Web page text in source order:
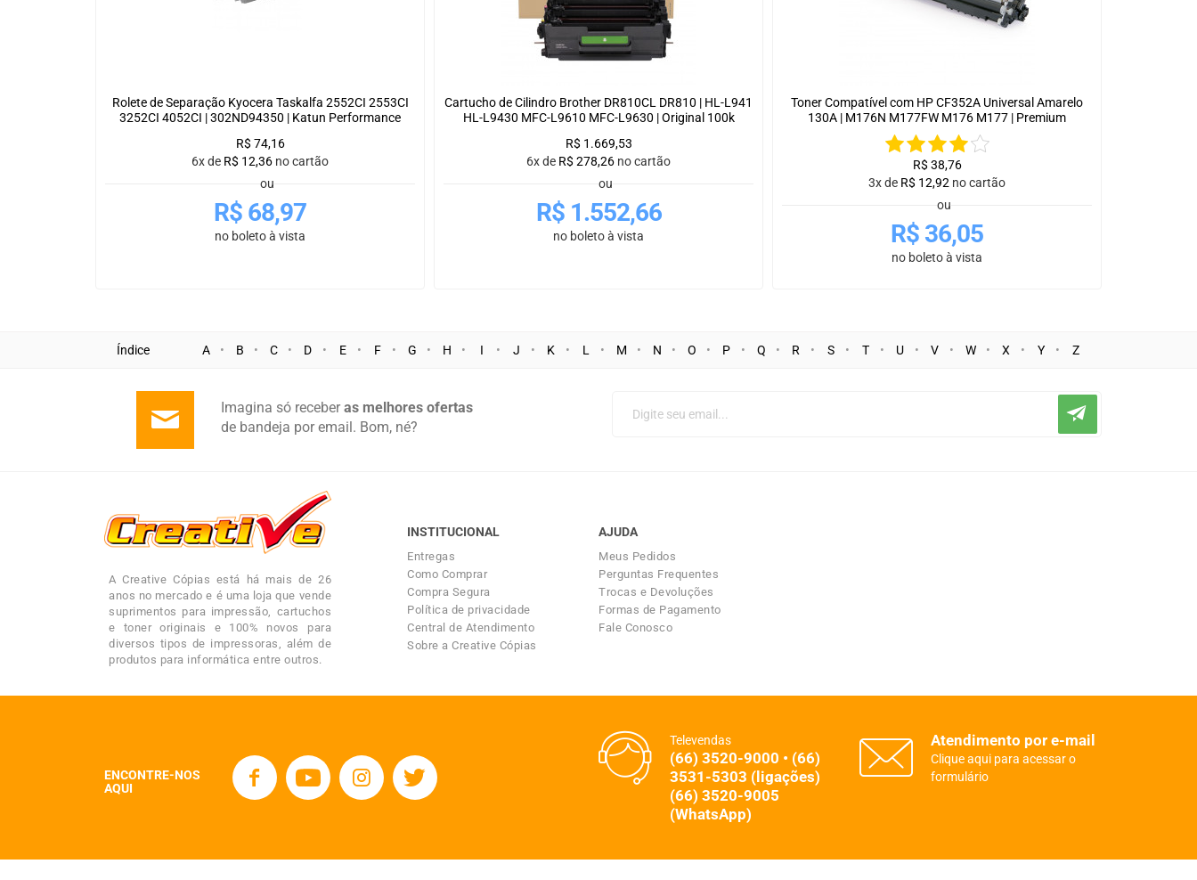
Rolete de Separação Kyocera Taskalfa 2552CI 2553CI
3252CI 4052CI | 302ND94350 | Katun Performance
R$ 74,16
6x de R$ 12,36 no cartão
ou
R$ 68,97
no boleto à vista
Cartucho de Cilindro Brother DR810CL DR810 | HL-L941
HL-L9430 MFC-L9610 MFC-L9630 | Original 100k
R$ 1.669,53
6x de R$ 278,26 no cartão
ou
R$1.552,66
no boleto à vista
Toner Compatível com HP CF352A Universal Amarelo
130A | M176N M177FW M176 M177 | Premium
R$ 38,76
3x de R$ 12,92 no cartão
ou
R$ 36,05
no boleto à vista
Índice A B C D E F G H I J K L M N O P Q R S T U V W X Y Z
Imagina só receberas melhores ofertas
de bandeja por email. Bom, né?
A Creative Cópias está há mais de 26
anos no mercado e é uma loja que vende
suprimentos para impressão, cartuchos
e toner originais e 100% novos para
diversos tipos de impressoras, além de
produtos para informática entre outros.
INSTITUCIONAL
Entregas
Como Comprar
Compra Segura
Política de privacidade
Central de Atendimento
Sobre a Creative Cópias
AJUDA
Meus Pedidos
Perguntas Frequentes
Trocas e Devoluções
Formas de Pagamento
Fale Conosco
ENCONTRE-NOS
AQUI
Televendas
(66) 3520-9000 • (66)
3531-5303 (ligações)
(66) 3520-9005
(WhatsApp)
Atendimento por e-mail
Clique aqui para acessar o
formulário